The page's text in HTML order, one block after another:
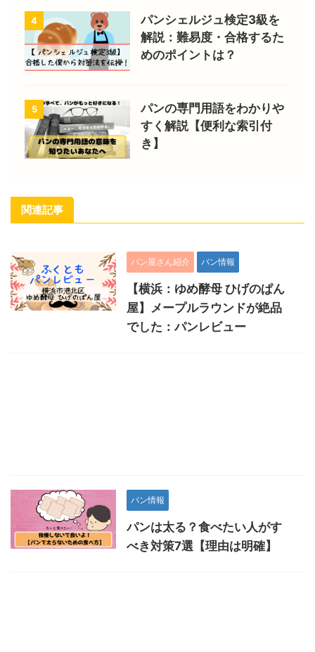
4
パンシェルジュ検定3級を
解説：難易度・合格するた
めのポイントは？
5
パンの専門用語をわかりや
すく解説【便利な索引付
き】
関連記事
パン屋さん紹介 パン情報
【横浜：ゆめ酵母 ひげのぱん
屋】メープルラウンドが絶品
でした：パンレビュー
パン情報
パンは太る？食べたい人がす
べき対策7選【理由は明確】